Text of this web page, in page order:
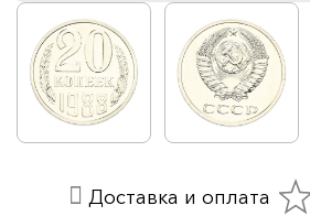
Доставка и оплата